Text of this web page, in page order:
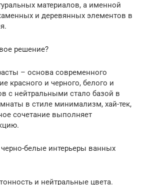
материалов, а именной
и деревянных элементов в
решение?
– основа современного
красного и черного, белого и
с нейтральными стало базой в
в стиле минимализм, хай-тек,
сочетание выполняет
белые интерьеры ванных
и нейтральные цвета.